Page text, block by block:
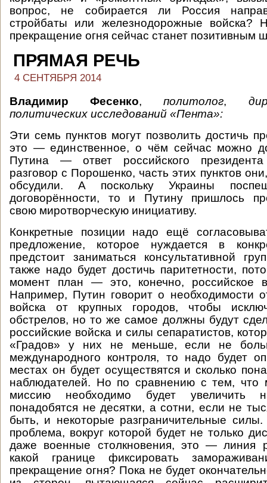
вопрос, не собирается ли Россия
стройбаты или железнодорожные войска?
прекращение огня сейчас станет позитивным
ПРЯМАЯ РЕЧЬ
4 СЕНТЯБРЯ 2014
Владимир Фесенко,политолог,
политических исследований «Пента»:
Эти семь пунктов могут позволить достичь
это — единственное, о чём сейчас можно
Путина — ответ российского
разговор с Порошенко, часть этих пунктов
обсудили. А поскольку Украины
договорённости, то и Путину пришлось
свою миротворческую инициативу.
Конкретные позиции надо ещё
предложение, которое нуждается в
предстоит заниматься консультативной
также надо будет достичь паритетности,
момент план — это, конечно, российское
Например, Путин говорит о необходимости
войска от крупных городов, чтобы
обстрелов, но то же самое должны будут
российские войска и силы сепаратистов,
«Градов» у них не меньше, если не
международного контроля, то надо будет
местах он будет осуществятся и сколько
наблюдателей. Но по сравнению с тем,
миссию необходимо будет увеличить
понадобятся не десятки, а сотни, если не
быть, и некоторые разграничительные
проблема, вокруг которой будет не только
даже военные столкновения, это — линия
какой границе фиксировать
прекращение огня? Пока не будет